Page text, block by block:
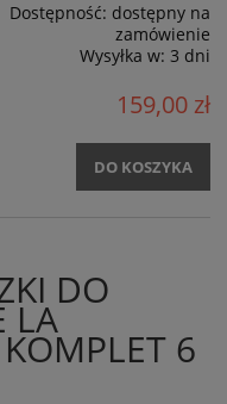
Dostępność: dostępny na
zamówienie
Wysyłka w: 3 dni
159,00 zł
DO KOSZYKA
DO
LA
6